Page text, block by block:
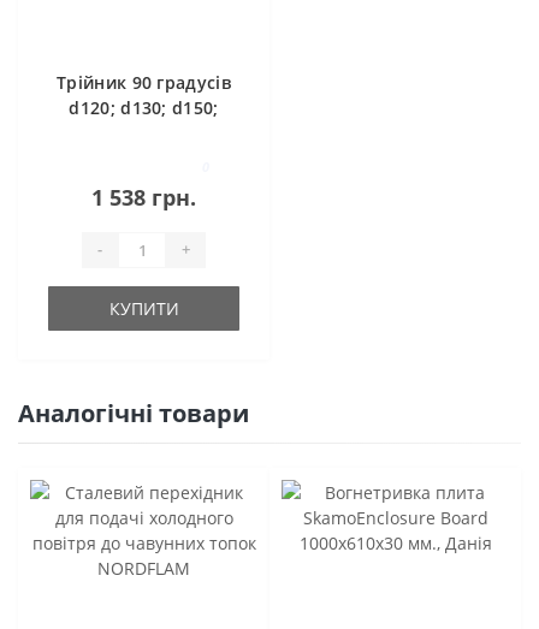
Трійник 90 градусів
d120; d130; d150;
1 538 грн.
- +
КУПИТИ
Аналогічні товари